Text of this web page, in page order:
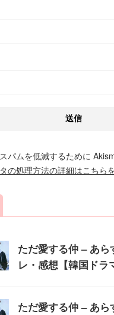
パムを低減するために
の処理方法の詳細はこちら
ただ愛する仲 – あら
レ・感想【韓国ドラ
ただ愛する仲 – あら